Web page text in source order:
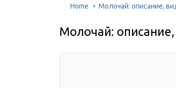
Home Молочай: описание,
Молочай: